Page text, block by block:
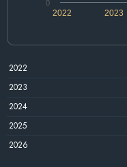
2022 2023
0
2022
2023
2024
2025
2026